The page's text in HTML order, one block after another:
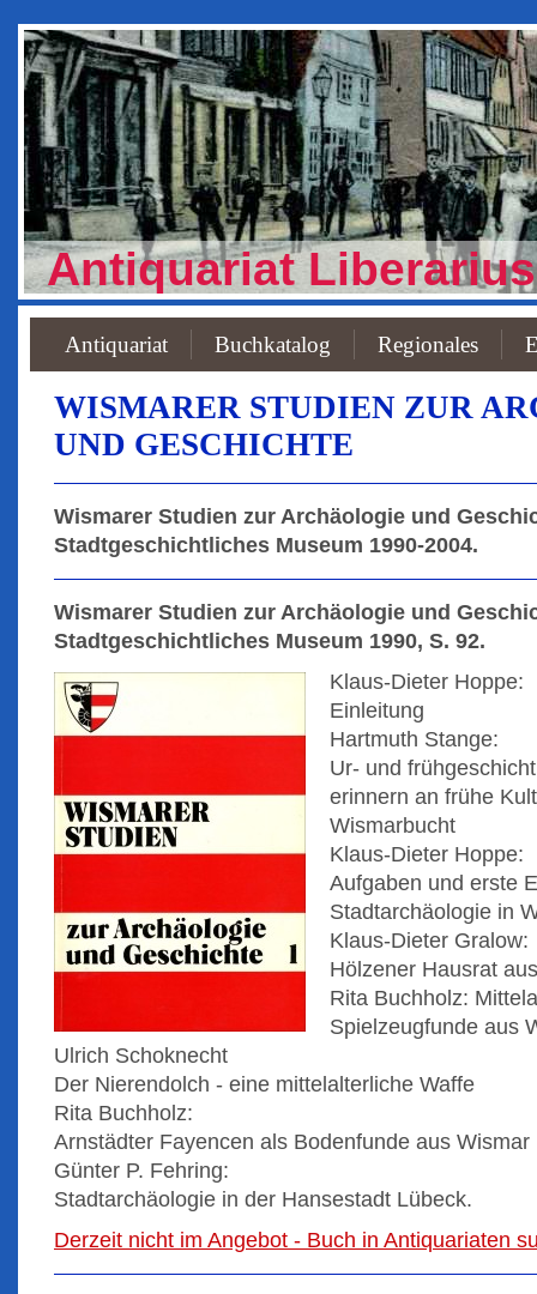
Antiquariat Liberarius
Antiquariat Buchkatalog Regionales
WISMARER STUDIEN ZUR
UND GESCHICHTE
Wismarer Studien zur Archäologie und
Stadtgeschichtliches Museum 1990-2004.
Wismarer Studien zur Archäologie und
Stadtgeschichtliches Museum 1990, S. 92.
Klaus-Dieter Hoppe:
Einleitung
Hartmuth Stange:
Ur- und
erinnern an frühe
Wismarbucht
Klaus-Dieter Hoppe:
Aufgaben und erste
Stadtarchäologie in
Klaus-Dieter Gralow:
Hölzener Hausrat
Rita Buchholz:
Spielzeugfunde aus
Ulrich Schoknecht
Der Nierendolch - eine mittelalterliche Waffe
Rita Buchholz:
Arnstädter Fayencen als Bodenfunde aus Wismar
Günter P. Fehring:
Stadtarchäologie in der Hansestadt Lübeck.
Derzeit nicht im Angebot - Buch in Antiquariaten